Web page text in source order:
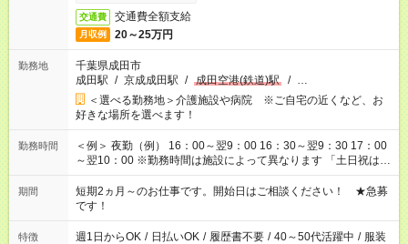
交通費 交通費全額支給
月収例 20～25万円
勤務地
千葉県成田市
成田駅 / 京成成田駅 / 成田空港(鉄道)駅 / …
＜選べる勤務地＞介護施設や病院 ※ご自宅の近くなど、お
好きな場所を選べます！
勤務時間
＜例＞ 夜勤（例） 16：00～翌9：00 16：30～翌9：30 17：00
～翌10：00 ※勤務時間は施設によって異なります 「土日祝は休
みたい」 「しっかり稼ぎたい」 「もう少し遅い時間から始めた
い」など ご希望にあったお仕事をご案内いたします。 ※未経験
の方の場合は1～2ヶ月間は日中での仕事を経験いただき、 お
仕事に慣れてからの夜勤になります。 ★家庭の都合でお休みが
必要な場合も遠慮なくご相談ください。
期間
短期2ヵ月～のお仕事です。開始日はご相談ください！ ★急募
です！
特徴 週1日からOK / 日払いOK / 履歴書不要 / 40～50代活躍中 / 服装